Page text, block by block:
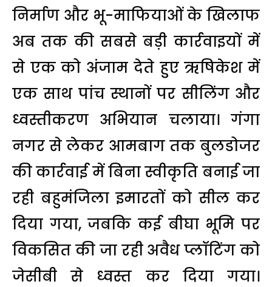
निर्माण और भू-माफियाओं के खिलाफ
अब तक की सबसे बड़ी कार्रवाइयों में
से एक को अंजाम देते हुए ऋषिकेश में
एक साथ पांच स्थानों पर सीलिंग और
ध्वस्तीकरण अभियान चलाया। गंगा
नगर से लेकर आमबाग तक बुलडोजर
की कार्रवाई में बिना स्वीकृति बनाई जा
रही बहुमंजिला इमारतों को सील कर
दिया गया, जबकि कई बीघा भूमि पर
विकसित की जा रही अवैध प्लॉटिंग को
जेसीबी से ध्वस्त कर दिया गया।